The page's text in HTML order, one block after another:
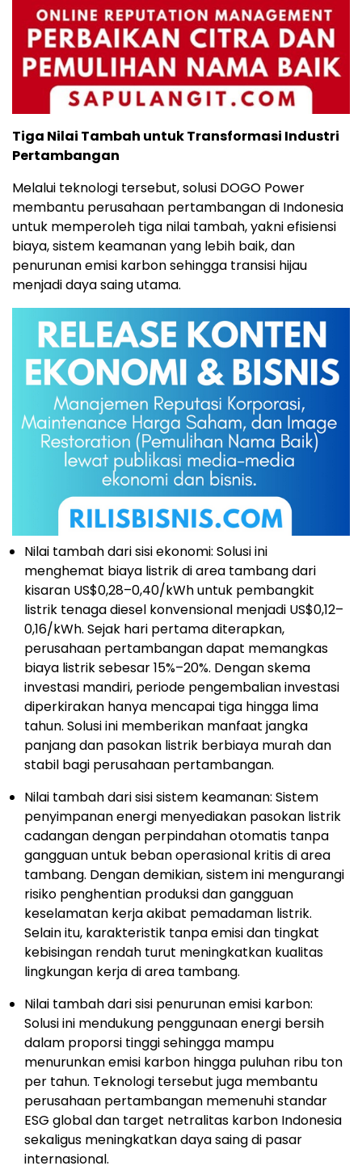
Tiga Nilai Tambah untuk Transformasi Industri
Pertambangan
Melalui teknologi tersebut, solusi DOGO Power
membantu perusahaan pertambangan di Indonesia
untuk memperoleh tiga nilai tambah, yakni efisiensi
biaya, sistem keamanan yang lebih baik, dan
penurunan emisi karbon sehingga transisi hijau
menjadi daya saing utama.
Nilai tambah dari sisi ekonomi: Solusi ini
menghemat biaya listrik di area tambang dari
kisaran US$0,28–0,40/kWh untuk pembangkit
listrik tenaga diesel konvensional menjadi US$0,12–
0,16/kWh. Sejak hari pertama diterapkan,
perusahaan pertambangan dapat memangkas
biaya listrik sebesar 15%–20%. Dengan skema
investasi mandiri, periode pengembalian investasi
diperkirakan hanya mencapai tiga hingga lima
tahun. Solusi ini memberikan manfaat jangka
panjang dan pasokan listrik berbiaya murah dan
stabil bagi perusahaan pertambangan.
Nilai tambah dari sisi sistem keamanan: Sistem
penyimpanan energi menyediakan pasokan listrik
cadangan dengan perpindahan otomatis tanpa
gangguan untuk beban operasional kritis di area
tambang. Dengan demikian, sistem ini mengurangi
risiko penghentian produksi dan gangguan
keselamatan kerja akibat pemadaman listrik.
Selain itu, karakteristik tanpa emisi dan tingkat
kebisingan rendah turut meningkatkan kualitas
lingkungan kerja di area tambang.
Nilai tambah dari sisi penurunan emisi karbon:
Solusi ini mendukung penggunaan energi bersih
dalam proporsi tinggi sehingga mampu
menurunkan emisi karbon hingga puluhan ribu ton
per tahun. Teknologi tersebut juga membantu
perusahaan pertambangan memenuhi standar
ESG global dan target netralitas karbon Indonesia
sekaligus meningkatkan daya saing di pasar
internasional.